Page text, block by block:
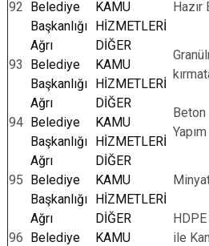
92 Belediye
Başkanlığı
KAMU
HİZMETLERİ
Hazır
93
Ağrı
Belediye
Başkanlığı
DİĞER
KAMU
HİZMETLERİ
94
Ağrı
Belediye
Başkanlığı
DİĞER
KAMU
HİZMETLERİ
Beton
Yapım
95
Ağrı
Belediye
Başkanlığı
DİĞER
KAMU
HİZMETLERİ
96
Ağrı
Belediye
DİĞER
KAMU
ile